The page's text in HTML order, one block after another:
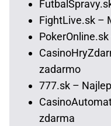
FightLive.sk –
zadarmo
777.sk –
zdarma